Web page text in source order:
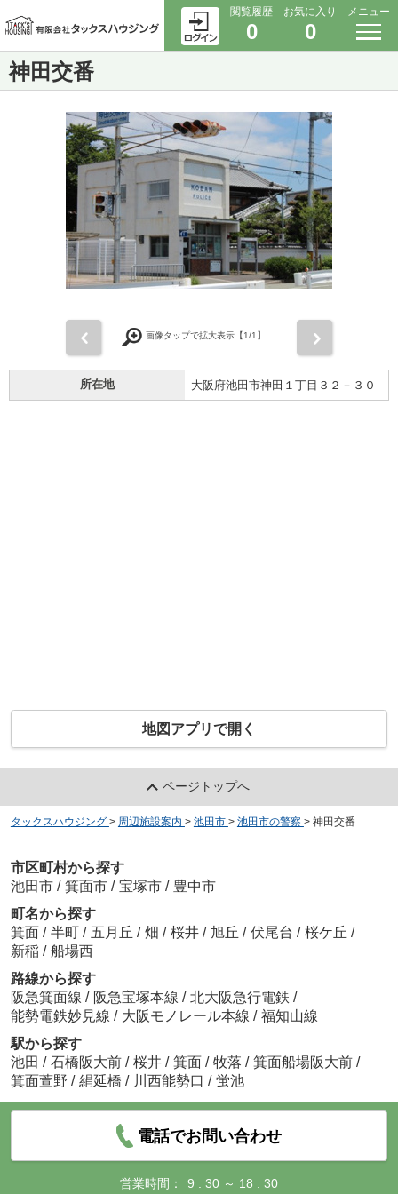
閲覧履歴
0
お気に入り
0
メニュー
神田交番
画像タップで拡大表示【1/1】
所在地 大阪府池田市神田１丁目３２－３０
地図アプリで開く
ページトップへ
タックスハウジング > 周辺施設案内 > 池田市 > 池田市の警察 > 神田交番
市区町村から探す
池田市 / 箕面市 / 宝塚市 / 豊中市
町名から探す
箕面 / 半町 / 五月丘 / 畑 / 桜井 / 旭丘 / 伏尾台 / 桜ケ丘 /
新稲 / 船場西
路線から探す
阪急箕面線 / 阪急宝塚本線 / 北大阪急行電鉄 /
能勢電鉄妙見線 / 大阪モノレール本線 / 福知山線
駅から探す
池田 / 石橋阪大前 / 桜井 / 箕面 / 牧落 / 箕面船場阪大前 /
箕面萱野 / 絹延橋 / 川西能勢口 / 蛍池
電話でお問い合わせ
営業時間：
9 : 30 ～ 18 : 30